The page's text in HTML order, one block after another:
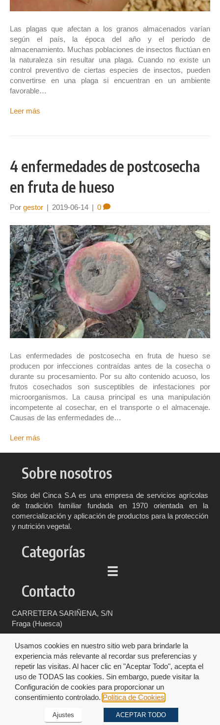
Las plagas que afectan a los granos almacenados varían
según el país, la época del año y el periodo de
almacenamiento. Muchas poblaciones de insectos fluctúan en
la naturaleza sin resultar una plaga. Cuando no existe un
control preventivo de ciertas especies de insectos, pueden
convertirse en una plaga si encuentran en un ambiente
favorable…
Leer más
4 enfermedades de postcosecha
en fruta de hueso
Por gestor | 2019-06-14 | 0
Las enfermedades de postcosecha en fruta de hueso se
producen por infecciones contraídas antes de la cosecha o
durante su procesamiento. Por su alto contenido acuoso, los
frutos cosechados son susceptibles de infestaciones por
microorganismos. La causa principal es una manipulación
incompetente al cosechar, en el transporte o el almacenaje.
Causas de las enfermedades de…
Leer más
Sobre nosotros
Silos del Cinca S.A es una empresa de servicios agrícolas
de tradición familiar fundada en 1970 orientada en la
comercialización y aplicación de productos para la protección
y nutrición vegetal.
Categorías
Contacto
CARRETERA SARIÑENA, S/N
Fraga (Huesca)
974 47 04 00
info@silosdelcinca.com
© 2017 SILOS del Cinca
Usamos cookies en nuestro sitio web para brindarle la
experiencia más relevante al recordar sus preferencias y
repetir las visitas. Al hacer clic en "Aceptar Todo", acepta el
uso de TODAS las cookies. Sin embargo, puede visitar la
Configuración de cookies para proporcionar un
consentimiento controlado. Política de Cookies
Ajustes ACEPTAR TODO